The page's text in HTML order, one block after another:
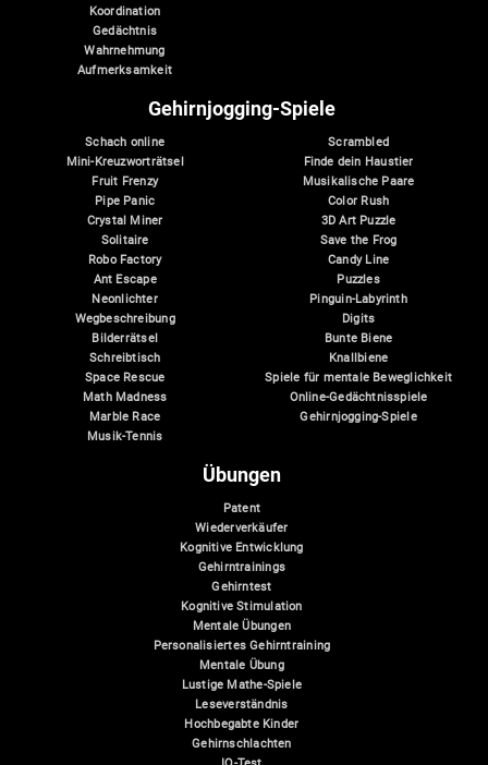
Koordination
Gedächtnis
Wahrnehmung
Aufmerksamkeit
Gehirnjogging-Spiele
Schach online
Mini-Kreuzworträtsel
Fruit Frenzy
Pipe Panic
Crystal Miner
Solitaire
Robo Factory
Ant Escape
Neonlichter
Wegbeschreibung
Bilderrätsel
Schreibtisch
Space Rescue
Math Madness
Marble Race
Musik-Tennis
Scrambled
Finde dein Haustier
Musikalische Paare
Color Rush
3D Art Puzzle
Save the Frog
Candy Line
Puzzles
Pinguin-Labyrinth
Digits
Bunte Biene
Knallbiene
Spiele für mentale Beweglichkeit
Online-Gedächtnisspiele
Gehirnjogging-Spiele
Übungen
Patent
Wiederverkäufer
Kognitive Entwicklung
Gehirntrainings
Gehirntest
Kognitive Stimulation
Mentale Übungen
Personalisiertes Gehirntraining
Mentale Übung
Lustige Mathe-Spiele
Leseverständnis
Hochbegabte Kinder
Gehirnschlachten